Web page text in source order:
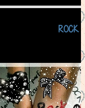
ROCK